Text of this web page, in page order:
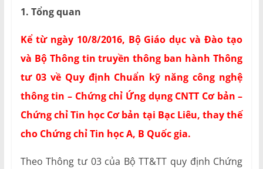
1. Tổng quan
Kể từ ngày 10/8/2016, Bộ Giáo dục và Đào tạo
và Bộ Thông tin truyền thông ban hành Thông
tư 03 về Quy định Chuẩn kỹ năng công nghệ
thông tin – Chứng chỉ Ứng dụng CNTT Cơ bản –
Chứng chỉ Tin học Cơ bản tại Bạc Liêu, thay thế
cho Chứng chỉ Tin học A, B Quốc gia.
Theo Thông tư 03 của Bộ TT&TT quy định Chứng